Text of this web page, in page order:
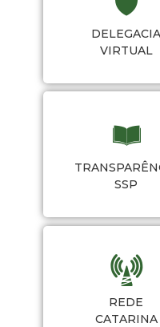
DELEGACIA
VIRTUAL
SSP
REDE
CATARINA